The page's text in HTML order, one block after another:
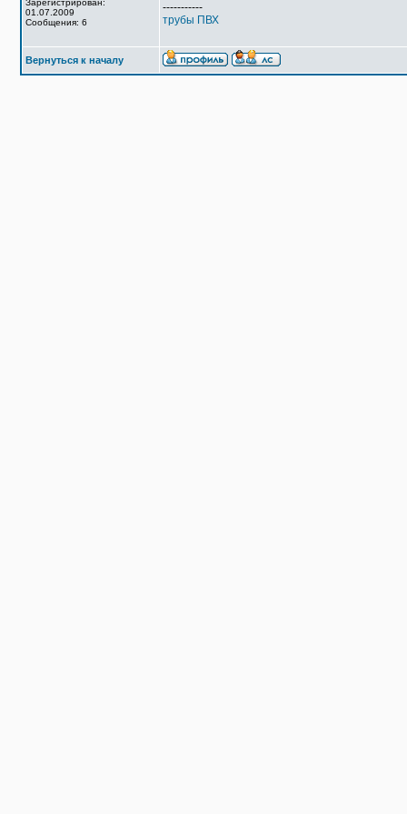
Зарегистрирован:
01.07.2009
Сообщения: 6
-----------
трубы ПВХ
Вернуться к началу